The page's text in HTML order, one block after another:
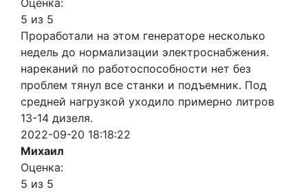
5 из 5
Проработали на этом генераторе несколько
недель до нормализации электроснабжения.
нареканий по работоспособности нет без
проблем тянул все станки и подъемник. Под
средней нагрузкой уходило примерно литров
13-14 дизеля.
2022-09-20 18:18:22
Михаил
Оценка:
5 из 5